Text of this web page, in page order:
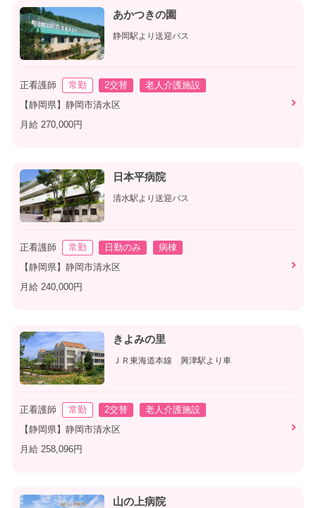
あかつきの園
静岡駅より送迎バス
正看護師 常勤 2交替
老人介護施設
【静岡県】静岡市清水区
月給 270,000円
日本平病院
清水駅より送迎バス
正看護師 常勤 日勤のみ
病棟
【静岡県】静岡市清水区
月給 240,000円
きよみの里
ＪＲ東海道本線 興津駅より車
正看護師 常勤 2交替
老人介護施設
【静岡県】静岡市清水区
月給 258,096円
山の上病院